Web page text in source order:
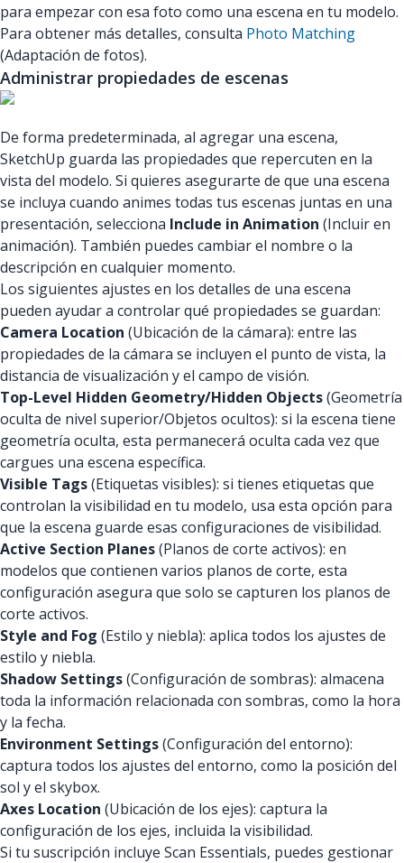
para empezar con esa foto como una escena en tu modelo.
Para obtener más detalles, consulta Photo Matching
(Adaptación de fotos).
Administrar propiedades de escenas
De forma predeterminada, al agregar una escena,
SketchUp guarda las propiedades que repercuten en la
vista del modelo. Si quieres asegurarte de que una escena
se incluya cuando animes todas tus escenas juntas en una
presentación, selecciona Include in Animation (Incluir en
animación). También puedes cambiar el nombre o la
descripción en cualquier momento.
Los siguientes ajustes en los detalles de una escena
pueden ayudar a controlar qué propiedades se guardan:
Camera Location (Ubicación de la cámara): entre las
propiedades de la cámara se incluyen el punto de vista, la
distancia de visualización y el campo de visión.
Top-Level Hidden Geometry/Hidden Objects(Geometría
oculta de nivel superior/Objetos ocultos): si la escena tiene
geometría oculta, esta permanecerá oculta cada vez que
cargues una escena específica.
Visible Tags(Etiquetas visibles): si tienes etiquetas que
controlan la visibilidad en tu modelo, usa esta opción para
que la escena guarde esas configuraciones de visibilidad.
Active Section Planes(Planos de corte activos): en
modelos que contienen varios planos de corte, esta
configuración asegura que solo se capturen los planos de
corte activos.
Style and Fog (Estilo y niebla): aplica todos los ajustes de
estilo y niebla.
Shadow Settings(Configuración de sombras): almacena
toda la información relacionada con sombras, como la hora
y la fecha.
Environment Settings(Configuración del entorno):
captura todos los ajustes del entorno, como la posición del
sol y el skybox.
Axes Location (Ubicación de los ejes): captura la
configuración de los ejes, incluida la visibilidad.
Si tu suscripción incluye Scan Essentials, puedes gestionar